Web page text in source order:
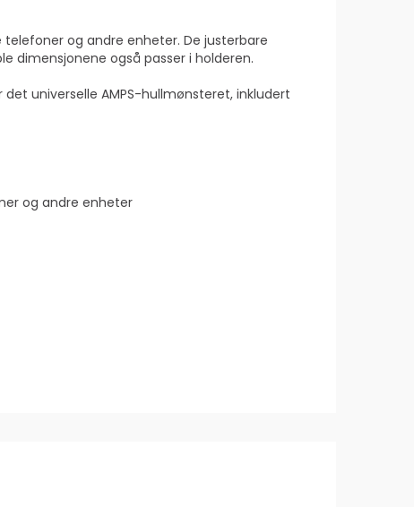
og andre enheter. De justerbare
dimensjonene også passer i holderen.
universelle AMPS-hullmønsteret, inkludert
og andre enheter